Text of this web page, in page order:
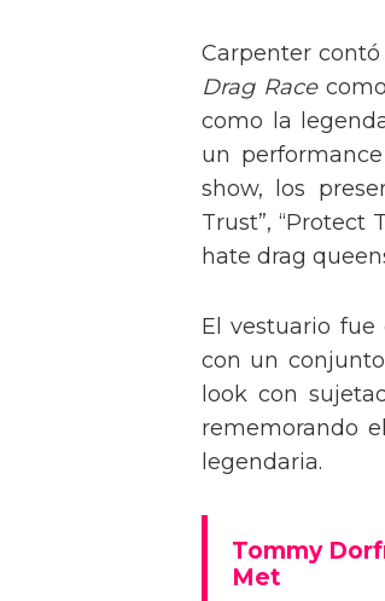
Carpenter
Drag Racecomo
como la
un
show, los
Trust”, “Protect
hate drag
El vestuario
con un
look con
rememorando
legendaria.
Tommy
Met